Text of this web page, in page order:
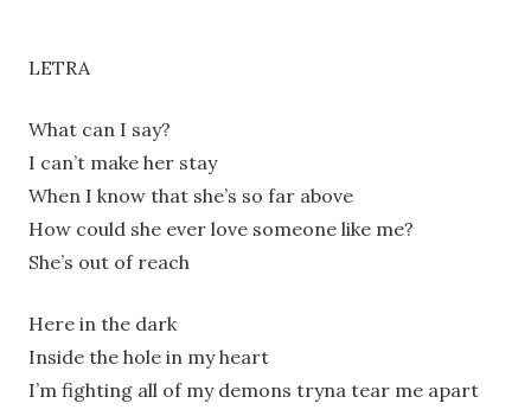
LETRA
What can I say?
I can’t make her stay
When I know that she’s so far above
How could she ever love someone like me?
She’s out of reach
Here in the dark
Inside the hole in my heart
I’m fighting all of my demons tryna tear me apart